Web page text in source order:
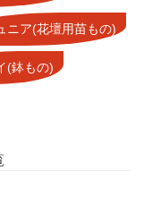
ニア(花壇用苗もの)
(鉢もの)